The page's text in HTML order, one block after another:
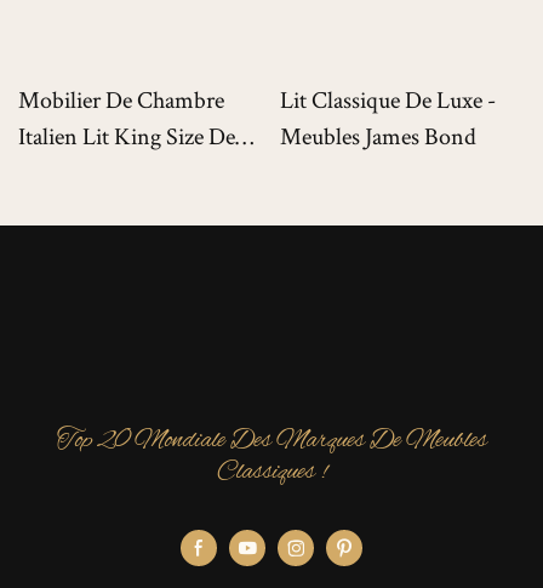
Mobilier De Chambre
Italien Lit King Size De
Lit Classique De Luxe -
Meubles James Bond
Top 20 Mondiale Des Marques De Meubles
Classiques !